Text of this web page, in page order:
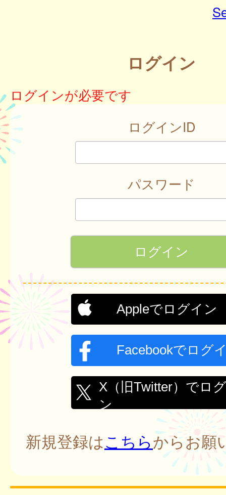
ログイン
ログインが必要です
ログインID
パスワード
Appleでログイン
Facebookでログ
X（旧Twitter）でロ
ン
新規登録はこちらからお願